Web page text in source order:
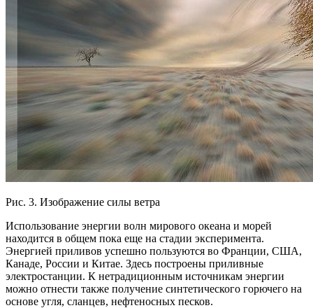
Рис. 3. Изображение силы ветра
Использование энергии волн мирового океана и морей
находится в общем пока еще на стадии эксперимента.
Энергией приливов успешно пользуются во Франции, США,
Канаде, России и Китае. Здесь построены приливные
электростанции. К нетрадиционным источникам энергии
можно отнести также получение синтетического горючего на
основе угля, сланцев, нефтеносных песков.